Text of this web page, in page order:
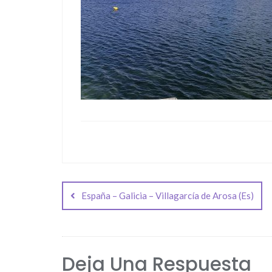
Navegación
deEspaña – Galicia – Villagarcía de Arosa (Es)
Deja Una Respuesta